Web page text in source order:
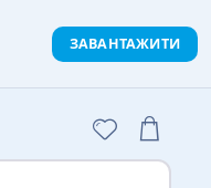
ЗАВАНТАЖИТИ